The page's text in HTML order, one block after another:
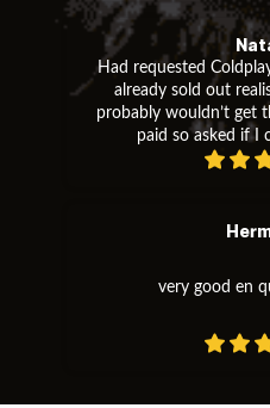
Had requested
already sold out
probably wouldn’t get
paid so asked if I
very good en